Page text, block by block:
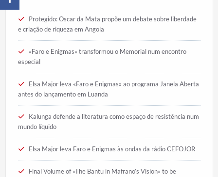
Protegido: Oscar da Mata propõe um debate sobre liberdade
e criação de riqueza em Angola
«Faro e Enigmas» transformou o Memorial num encontro
especial
Elsa Major leva «Faro e Enigmas» ao programa Janela Aberta
antes do lançamento em Luanda
Kalunga defende a literatura como espaço de resistência num
mundo líquido
Elsa Major leva Faro e Enigmas às ondas da rádio CEFOJOR
Final Volume of «The Bantu in Mafrano’s Vision» to be